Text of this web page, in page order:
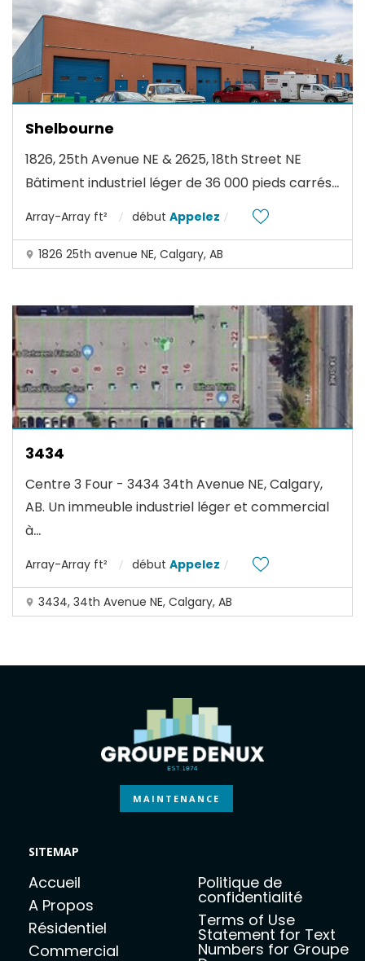
Shelbourne
1826, 25th Avenue NE & 2625, 18th Street NE
Bâtiment industriel léger de 36 000 pieds carrés...
Array-Array ft² début Appelez
1826 25th avenue NE, Calgary, AB
3434
Centre 3 Four - 3434 34th Avenue NE, Calgary,
AB. Un immeuble industriel léger et commercial
à...
Array-Array ft² début Appelez
3434, 34th Avenue NE, Calgary, AB
MAINTENANCE
SITEMAP
Accueil
A Propos
Résidentiel
Commercial
Politique de
confidentialité
Terms of Use
Statement for Text
Numbers for Groupe